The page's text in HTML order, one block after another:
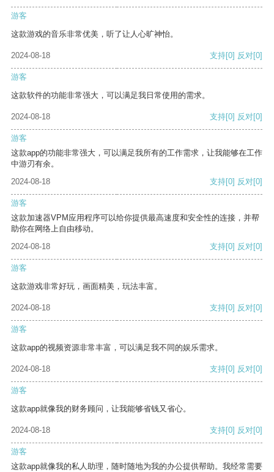
游客
这款游戏的音乐非常优美，听了让人心旷神怡。
2024-08-18 支持[0] 反对[0]
游客
这款软件的功能非常强大，可以满足我日常使用的需求。
2024-08-18 支持[0] 反对[0]
游客
这款app的功能非常强大，可以满足我所有的工作需求，让我能够在工作
中游刃有余。
2024-08-18
支持[0] 反对[0]
游客
这款加速器VPM应用程序可以给你提供最高速度和安全性的连接，并帮
助你在网络上自由移动。
2024-08-18
支持[0] 反对[0]
游客
这款游戏非常好玩，画面精美，玩法丰富。
2024-08-18 支持[0] 反对[0]
游客
这款app的视频资源非常丰富，可以满足我不同的娱乐需求。
2024-08-18 支持[0] 反对[0]
游客
这款app就像我的财务顾问，让我能够省钱又省心。
2024-08-18 支持[0] 反对[0]
游客
这款app就像我的私人助理，随时随地为我的办公提供帮助。我经常需要